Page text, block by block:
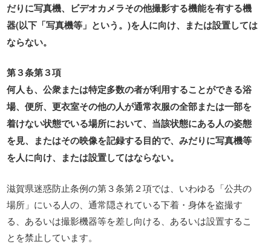
だりに写真機、ビデオカメラその他撮影する機能を有する機
器(以下「写真機等」という。)を人に向け、または設置しては
ならない。
第３条第３項
何人も、公衆または特定多数の者が利用することができる浴
場、便所、更衣室その他の人が通常衣服の全部または一部を
着けない状態でいる場所において、当該状態にある人の姿態
を見、またはその映像を記録する目的で、みだりに写真機等
を人に向け、または設置してはならない。
滋賀県迷惑防止条例の第３条第２項では、いわゆる「公共の
場所」にいる人の、通常隠されている下着・身体を盗撮す
る、あるいは撮影機器等を差し向ける、あるいは設置するこ
とを禁止しています。